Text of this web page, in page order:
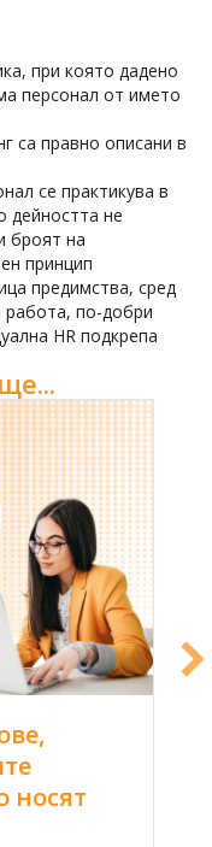
при която дадено
персонал от името
са правно описани в
се практикува в
дейността не
броят на
принцип
предимства, сред
работа, по-добри
HR подкрепа
носят